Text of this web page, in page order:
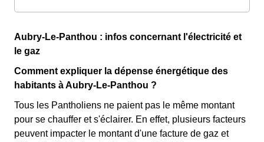
Aubry-Le-Panthou : infos concernant l'électricité et
le gaz
Comment expliquer la dépense énergétique des
habitants à Aubry-Le-Panthou ?
Tous les Pantholiens ne paient pas le même montant
pour se chauffer et s'éclairer. En effet, plusieurs facteurs
peuvent impacter le montant d'une facture de gaz et